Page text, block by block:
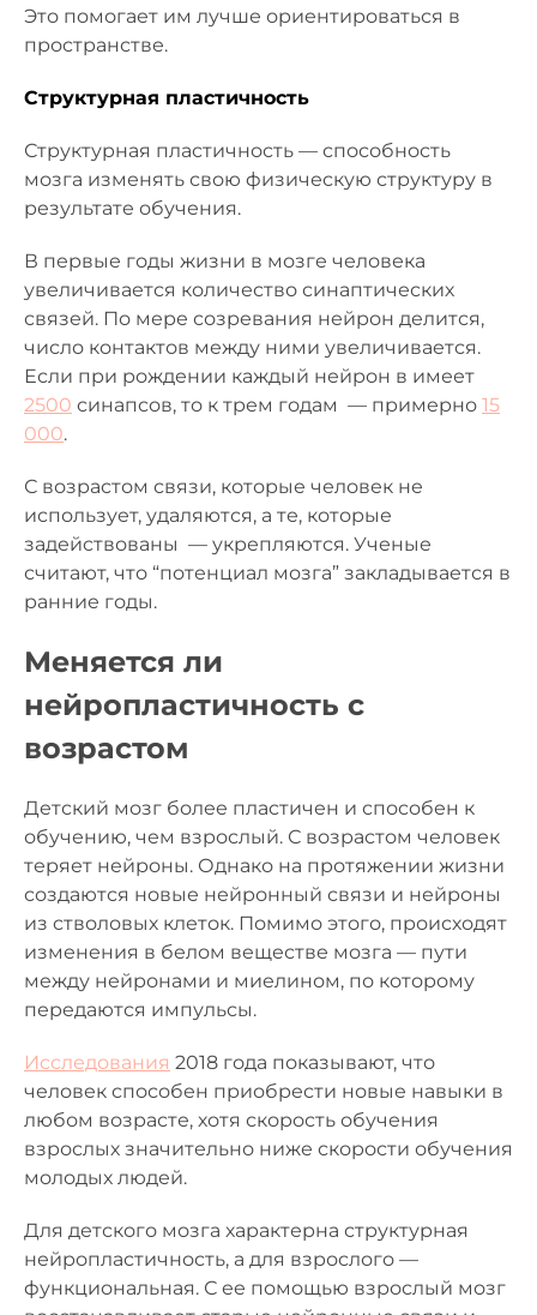
Это помогает им лучше ориентироваться в
пространстве.
Структурная пластичность
Структурная пластичность — способность
мозга изменять свою физическую структуру в
результате обучения.
В первые годы жизни в мозге человека
увеличивается количество синаптических
связей. По мере созревания нейрон делится,
число контактов между ними увеличивается.
Если при рождении каждый нейрон в имеет
2500 синапсов, то к трем годам — примерно 15
000.
С возрастом связи, которые человек не
использует, удаляются, а те, которые
задействованы — укрепляются. Ученые
считают, что “потенциал мозга” закладывается в
ранние годы.
Меняется ли
нейропластичность с
возрастом
Детский мозг более пластичен и способен к
обучению, чем взрослый. С возрастом человек
теряет нейроны. Однако на протяжении жизни
создаются новые нейронный связи и нейроны
из стволовых клеток. Помимо этого, происходят
изменения в белом веществе мозга — пути
между нейронами и миелином, по которому
передаются импульсы.
Исследования 2018 года показывают, что
человек способен приобрести новые навыки в
любом возрасте, хотя скорость обучения
взрослых значительно ниже скорости обучения
молодых людей.
Для детского мозга характерна структурная
нейропластичность, а для взрослого —
функциональная. С ее помощью взрослый мозг